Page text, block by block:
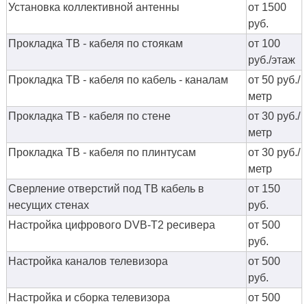
Установка коллективной антенны
от 1500
руб.
Прокладка ТВ - кабеля по стоякам
от 100
руб./этаж
Прокладка ТВ - кабеля по кабель - каналам
от 50 руб./
метр
Прокладка ТВ - кабеля по стене
от 30 руб./
метр
Прокладка ТВ - кабеля по плинтусам
от 30 руб./
метр
Сверление отверстий под ТВ кабель в
несущих стенах
от 150
руб.
Настройка цифрового DVB-T2 ресивера
от 500
руб.
Настройка каналов телевизора
от 500
руб.
Настройка и сборка телевизора
от 500